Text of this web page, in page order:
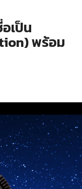
เป็น
พร้อม